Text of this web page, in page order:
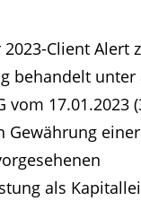
Client Alert
behandelt
vom 17.01.2023
Gewährung
als